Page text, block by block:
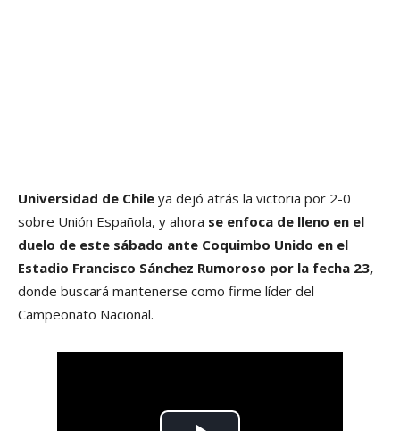
Universidad de Chile ya dejó atrás la victoria por 2-0
sobre Unión Española, y ahora se enfoca de lleno en el
duelo de este sábado ante Coquimbo Unido en el
Estadio Francisco Sánchez Rumoroso por la fecha 23,
donde buscará mantenerse como firme líder del
Campeonato Nacional.